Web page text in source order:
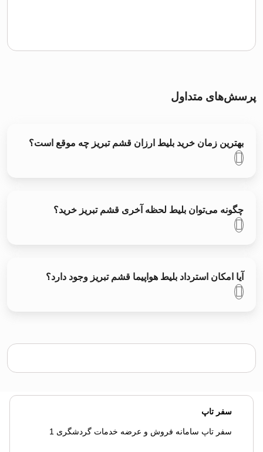
پرسش‌های متداول
بهترین زمان خرید بلیط ارزان قشم تبریز چه موقع است؟
چگونه می‌توان بلیط لحظه آخری قشم تبریز خرید؟
آیا امکان استرداد بلیط هواپیما قشم تبریز وجود دارد؟
سفر تاپ
سفر تاپ سامانه فروش و عرضه خدمات گردشگری 1